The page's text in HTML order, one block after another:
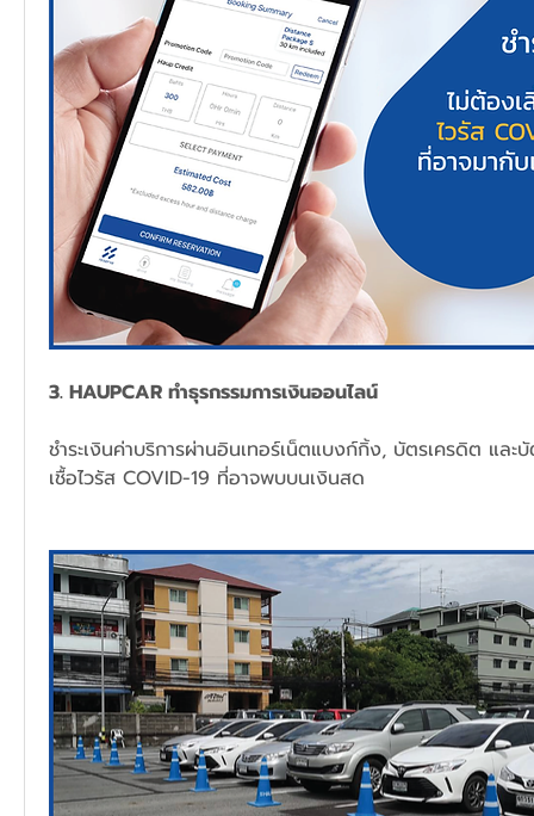
3. HAUPCAR ทำธุรกรรมการเงินออนไลน์
ชำระเงินค่าบริการผ่านอินเทอร์เน็ตแบงก์กิ้ง, บัตรเครดิต แล
เชื้อไวรัส COVID-19 ที่อาจพบบนเงินสด